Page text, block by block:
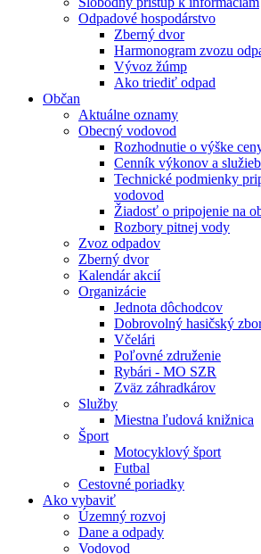
Odpadové hospodárstvo
Zberný dvor
Harmonogram zvozu
Vývoz žúmp
Ako triediť odpad
Občan
Aktuálne oznamy
Obecný vodovod
Rozhodnutie o výške
Cenník výkonov a služieb
Technické podmienky
vodovod
Žiadosť o pripojenie na
Rozbory pitnej vody
Zvoz odpadov
Zberný dvor
Kalendár akcií
Organizácie
Jednota dôchodcov
Dobrovolný hasičský
Včelári
Poľovné združenie
Rybári - MO SZR
Zväz záhradkárov
Služby
Miestna ľudová knižnica
Šport
Motocyklový šport
Futbal
Cestovné poriadky
Ako vybaviť
Územný rozvoj
Dane a odpady
Vodovod